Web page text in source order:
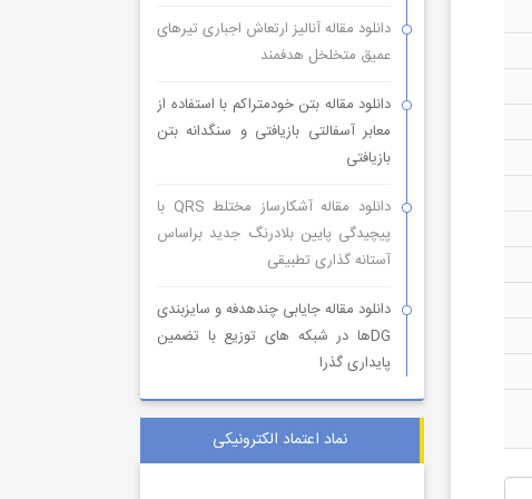
دانلود مقاله آنالیز ارتعاش اجباری تیرهای
عمیق متخلخل هدفمند
دانلود مقاله بتن خودمتراکم با استفاده از
معابر آسفالتی بازیافتی و سنگدانه بتن
بازیافتی
دانلود مقاله آشکارساز مختلط QRS با
پیچیدگی پایین بلادرنگ جدید براساس
آستانه گذاری تطبیقی
دانلود مقاله جایابی چندهدفه و سایزبندی
DGها در شبکه های توزیع با تضمین
پایداری گذرا
نماد اعتماد الکترونیکی